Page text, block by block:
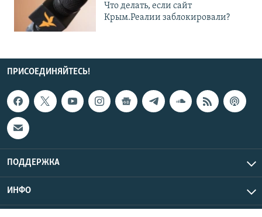
Что делать, если сайт
Крым.Реалии заблокировали?
ПРИСОЕДИНЯЙТЕСЬ!
ПОДДЕРЖКА
ИНФО